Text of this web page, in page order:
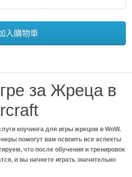
入購物車
за Жреца в
коучинга для игры жрецом в WoW.
помогут вам освоить все аспекты
что после обучения и тренировок
и вы начнете играть значительно